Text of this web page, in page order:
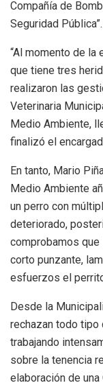
Compañía de
Seguridad Pública”.
“Al momento de
que tiene tres
realizaron las
Veterinaria
Medio Ambiente,
finalizó el
En tanto, Mario
Medio Ambiente
un perro con
deteriorado,
comprobamos que
corto punzante,
esfuerzos el
Desde la
rechazan todo tipo
trabajando
sobre la tenencia
elaboración de